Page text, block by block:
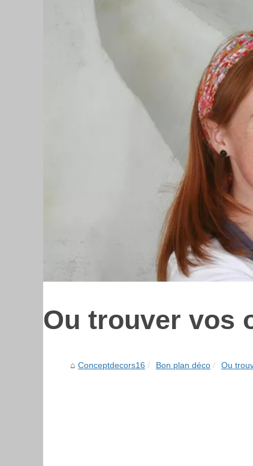
Ou trouver vos
Conceptdecors16 Bon plan déco Ou